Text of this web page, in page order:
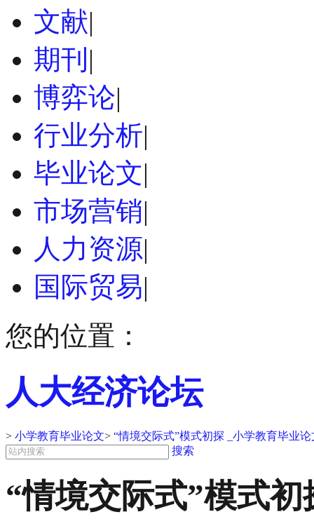
文献|
期刊 |
博弈论|
行业分析|
毕业论文|
市场营销|
人力资源|
国际贸易|
您的位置：
人大经济论坛
> 小学教育毕业论文> “情境交际式”模式初探 _小学教育毕业论
搜索
“情境交际式”模式